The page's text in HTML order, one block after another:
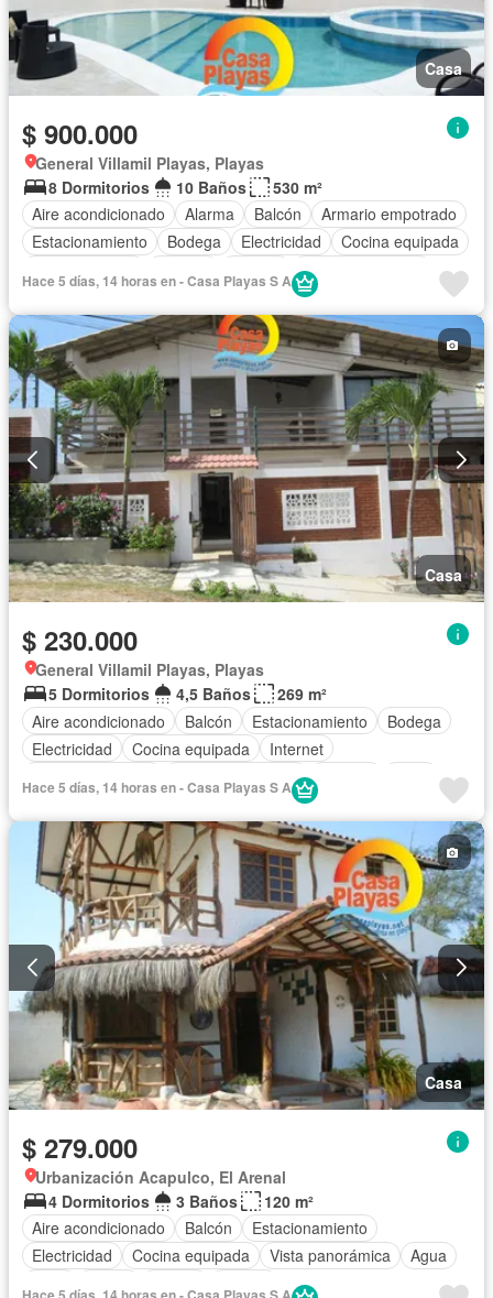
Casa
$ 900.000
General Villamil Playas, Playas
8 Dormitorios
10 Baños
530 m²
Aire acondicionado
Alarma Balcón
Armario empotrado
Estacionamiento
Bodega Electricidad
Cocina equipada
Vista panorámica
Patio
Acceso para personas con discapacidad
Jardín
Parrilla
Garita de guardianía
Seguridad
Piscina
Completamente amoblado
Hace 5 días, 14 horas en - Casa Playas S A
Casa
$ 230.000
General Villamil Playas, Playas
5 Dormitorios
4,5 Baños
269 m²
Aire acondicionado
Balcón Estacionamiento
Bodega
Electricidad
Cocina equipada
Internet
Cuarto de servicio
Acceso para personas con discapacidad
Parrilla
Seguridad Piscina Parcialmente amoblado
Hace 5 días, 14 horas en - Casa Playas S A
Casa
$ 279.000
Urbanización Acapulco, El Arenal
4 Dormitorios
3 Baños
120 m²
Aire acondicionado
Balcón
Estacionamiento
Electricidad
Cocina equipada Vista panorámica
Agua